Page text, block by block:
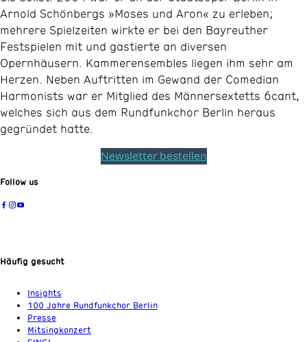
Arnold Schönbergs »Moses und Aron« zu erleben;
mehrere Spielzeiten wirkte er bei den Bayreuther
Festspielen mit und gastierte an diversen
Opernhäusern. Kammerensembles liegen ihm sehr am
Herzen. Neben Auftritten im Gewand der Comedian
Harmonists war er Mitglied des Männersextetts 6cant,
welches sich aus dem Rundfunkchor Berlin heraus
gegründet hatte.
Newsletter bestellen
Follow us
Häufig gesucht
Insights
100 Jahre Rundfunkchor Berlin
Presse
Mitsingkonzert